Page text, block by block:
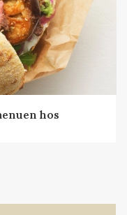
hos